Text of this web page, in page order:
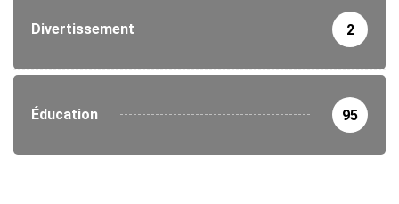
Divertissement 2
Éducation 95